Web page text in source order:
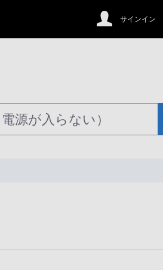
サインイン